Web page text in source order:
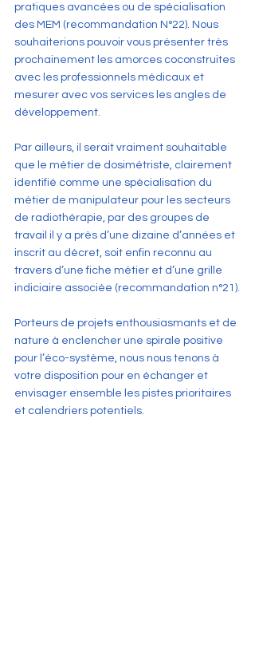
pratiques avancées ou de spécialisation
des MEM (recommandation N°22). Nous
souhaiterions pouvoir vous présenter très
prochainement les amorces coconstruites
avec les professionnels médicaux et
mesurer avec vos services les angles de
développement.
Par ailleurs, il serait vraiment souhaitable
que le métier de dosimétriste, clairement
identifié comme une spécialisation du
métier de manipulateur pour les secteurs
de radiothérapie, par des groupes de
travail il y a près d’une dizaine d’années et
inscrit au décret, soit enfin reconnu au
travers d’une fiche métier et d’une grille
indiciaire associée (recommandation n°21).
Porteurs de projets enthousiasmants et de
nature à enclencher une spirale positive
pour l’éco-système, nous nous tenons à
votre disposition pour en échanger et
envisager ensemble les pistes prioritaires
et calendriers potentiels.